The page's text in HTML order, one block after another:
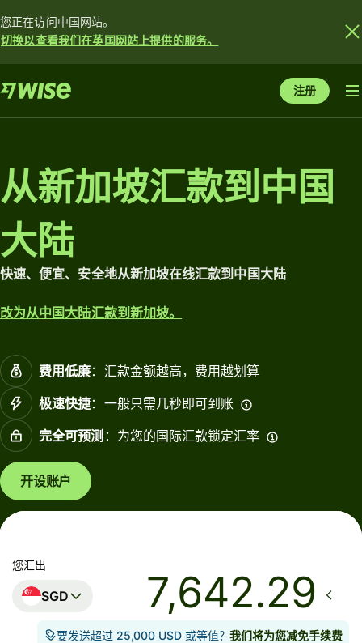
您正在访问中国网站。
切换以查看我们在英国网站上提供的服务。
注册
从新加坡汇款到中国
大陆
快速、便宜、安全地从新加坡在线汇款到中国大陆
改为从中国大陆汇款到新加坡。
费用低廉：汇款金额越高，费用越划算
极速快捷：一般只需几秒即可到账
完全可预测 ：为您的国际汇款锁定汇率
开设账户
您汇出
SGD
要发送超过 25,000 USD 或等值？我们将为您减免手续费